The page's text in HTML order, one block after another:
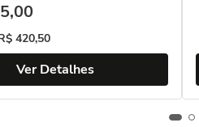
,00
420,50
Ver Detalhes